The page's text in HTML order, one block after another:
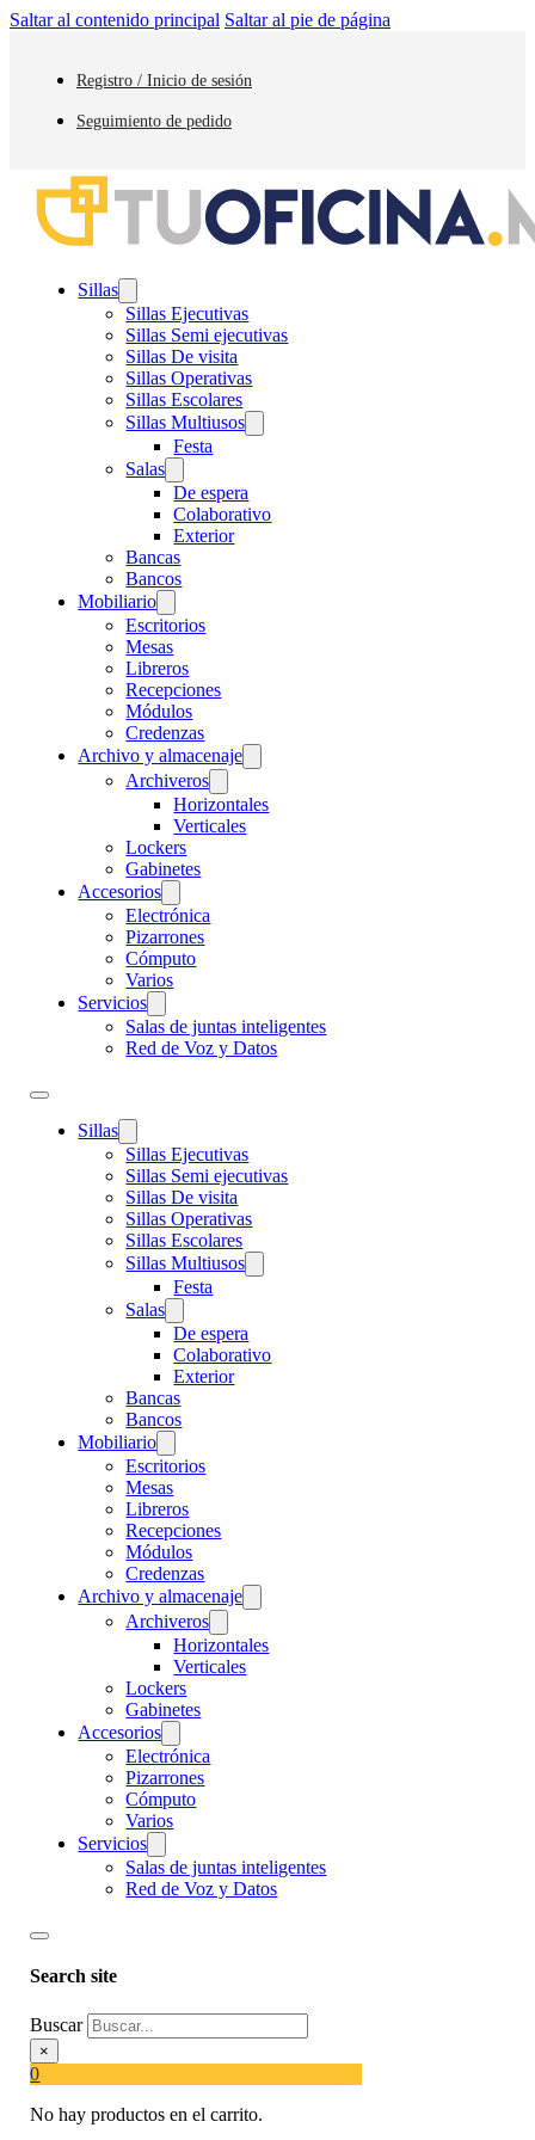
Saltar al contenido principal Saltar al pie de página
Registro / Inicio de sesión
Seguimiento de pedido
Sillas
Sillas Ejecutivas
Sillas Semi ejecutivas
Sillas De visita
Sillas Operativas
Sillas Escolares
Sillas Multiusos
Festa
Salas
De espera
Colaborativo
Exterior
Bancas
Bancos
Mobiliario
Escritorios
Mesas
Libreros
Recepciones
Módulos
Credenzas
Archivo y almacenaje
Archiveros
Horizontales
Verticales
Lockers
Gabinetes
Accesorios
Electrónica
Pizarrones
Cómputo
Varios
Servicios
Salas de juntas inteligentes
Red de Voz y Datos
Sillas
Sillas Ejecutivas
Sillas Semi ejecutivas
Sillas De visita
Sillas Operativas
Sillas Escolares
Sillas Multiusos
Festa
Salas
De espera
Colaborativo
Exterior
Bancas
Bancos
Mobiliario
Escritorios
Mesas
Libreros
Recepciones
Módulos
Credenzas
Archivo y almacenaje
Archiveros
Horizontales
Verticales
Lockers
Gabinetes
Accesorios
Electrónica
Pizarrones
Cómputo
Varios
Servicios
Salas de juntas inteligentes
Red de Voz y Datos
Search site
Buscar
×
0
No hay productos en el carrito.